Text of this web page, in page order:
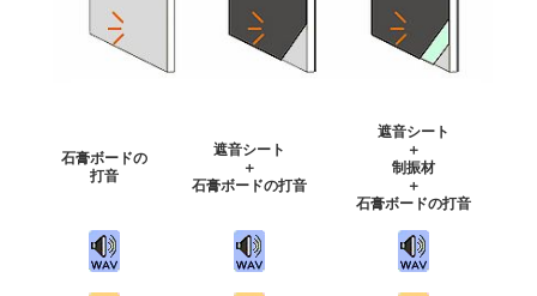
石膏ボードの
打音
遮音シート
＋
石膏ボードの打音
遮音シート
＋
制振材
＋
石膏ボードの打音